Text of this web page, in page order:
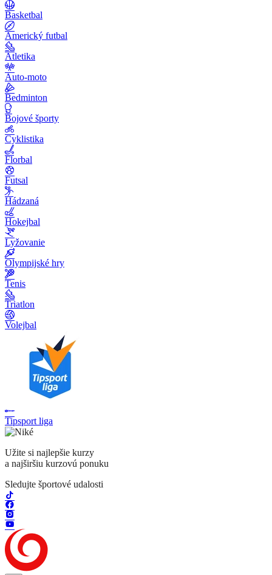
Basketbal
Americký futbal
Atletika
Auto-moto
Bedminton
Bojové športy
Cyklistika
Florbal
Futsal
Hádzaná
Hokejbal
Lyžovanie
Olympijské hry
Tenis
Triatlon
Volejbal
Tipsport liga
Užite si najlepšie kurzy
a najširšiu kurzovú ponuku
Sledujte športové udalosti